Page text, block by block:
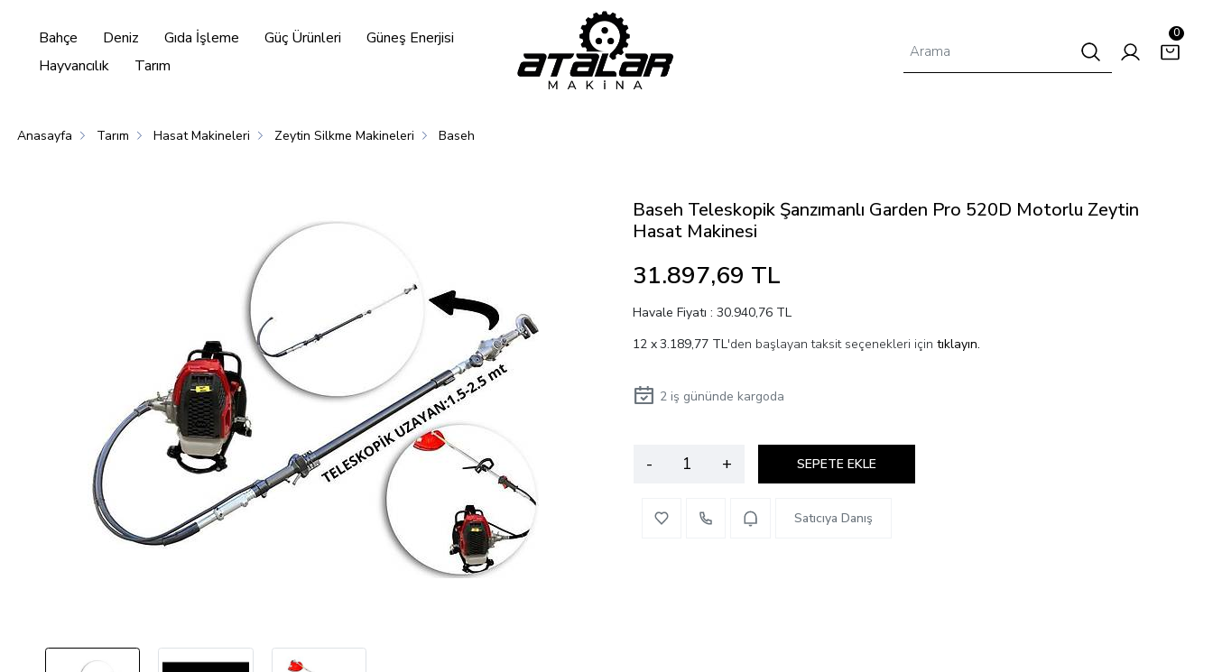
Bahçe Deniz Gıda İşleme Güç Ürünleri
Güneş Enerjisi
Hayvancılık
Tarım
0
Anasayfa Tarım Hasat Makineleri Zeytin Silkme Makineleri Baseh
Baseh Teleskopik Şanzımanlı Garden Pro 520D Motorlu Zeytin
Hasat Makinesi
31.897,69 TL
Havale Fiyatı : 30.940,76 TL
3.189,77 TL'den başlayan taksit seçenekleri için tıklayın.
2iş gününde kargoda
- + SEPETE EKLE
Satıcıya Danış